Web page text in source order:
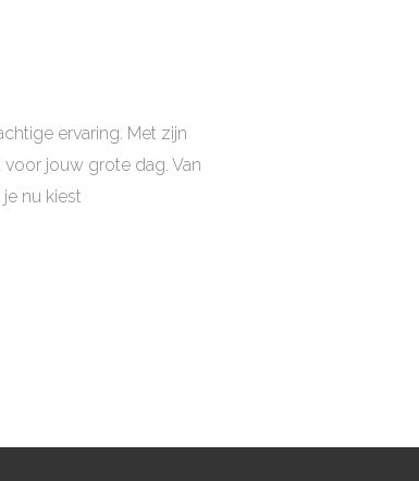
ervaring. Met zijn
jouw grote dag. Van
nu kiest